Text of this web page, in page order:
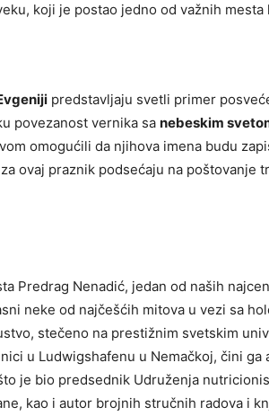
koji je postao jedno od važnih
predstavljaju svetli primer
povezanost vernika sa nebeskim
omogućili da njihova imena budu
ovaj praznik podsećaju na poštovanje
Predrag Nenadić, jedan od naših
neke od najčešćih mitova u vezi sa
stečeno na prestižnim svetskim
u Ludwigshafenu u Nemačkoj, čini
je bio predsednik Udruženja
kao i autor brojnih stručnih radova i